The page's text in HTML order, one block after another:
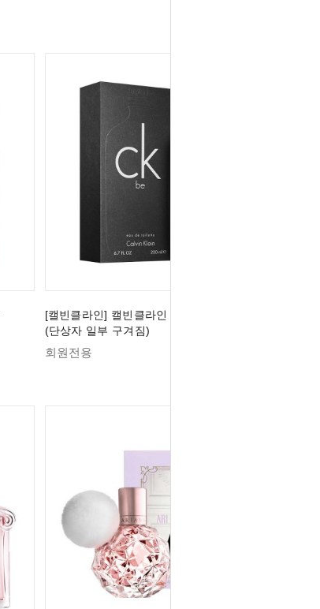
[캘빈클라인] 캘빈클라인 CK BE EDT 200ml
(단상자 일부 구겨짐)
회원전용